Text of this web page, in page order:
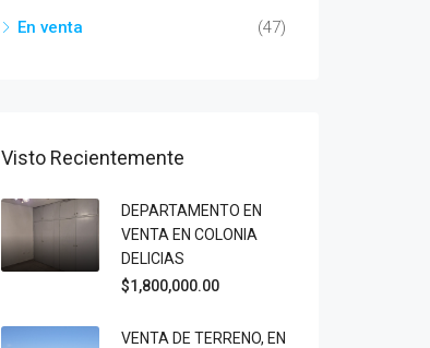
En venta
(47)
Visto Recientemente
DEPARTAMENTO EN
VENTA EN COLONIA
DELICIAS
$1,800,000.00
VENTA DE TERRENO, EN